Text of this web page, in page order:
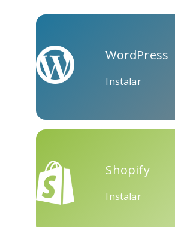
WordPress
Instalar
Shopify
Instalar